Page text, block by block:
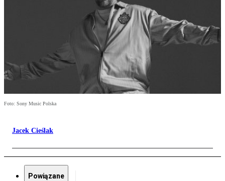
Foto: Sony Music Polska
Jacek Cieślak
Powiązane